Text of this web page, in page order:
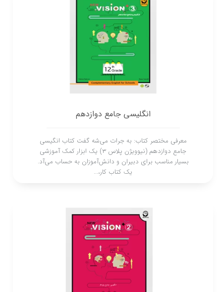
انگلیسی جامع دوازدهم
معرفی مختصر کتاب: به جرات می‌شه گفت کتاب انگیسی
جامع دوازدهم (نیوویژن پلاس 3) یک ابزار کمک‌ آموزشی
بسیار مناسب برای دبیران و دانش‌آموزان به حساب می‌آد.
یک کتاب کار،...